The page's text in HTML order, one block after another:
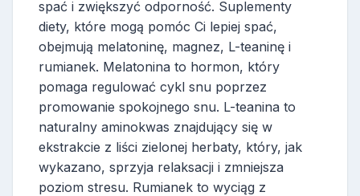
spać i zwiększyć odporność. Suplementy
diety, które mogą pomóc Ci lepiej spać,
obejmują melatoninę, magnez, L-teaninę i
rumianek. Melatonina to hormon, który
pomaga regulować cykl snu poprzez
promowanie spokojnego snu. L-teanina to
naturalny aminokwas znajdujący się w
ekstrakcie z liści zielonej herbaty, który, jak
wykazano, sprzyja relaksacji i zmniejsza
poziom stresu. Rumianek to wyciąg z